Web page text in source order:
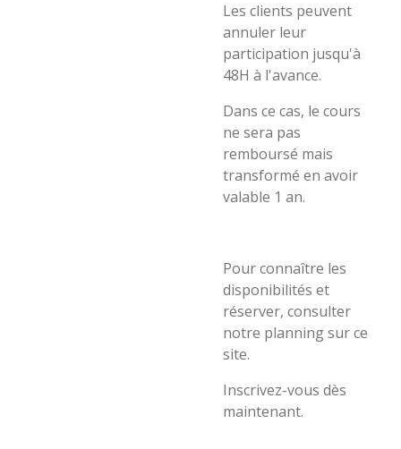
Les clients peuvent
annuler leur
participation jusqu'à
48H à l'avance.
Dans ce cas, le cours
ne sera pas
remboursé mais
transformé en avoir
valable 1 an.
Pour connaître les
disponibilités et
réserver, consulter
notre planning sur ce
site.
Inscrivez-vous dès
maintenant.